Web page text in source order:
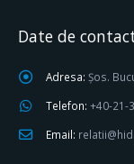
Date de
Adresa: Șos.
Telefon: +40-21-
Email: